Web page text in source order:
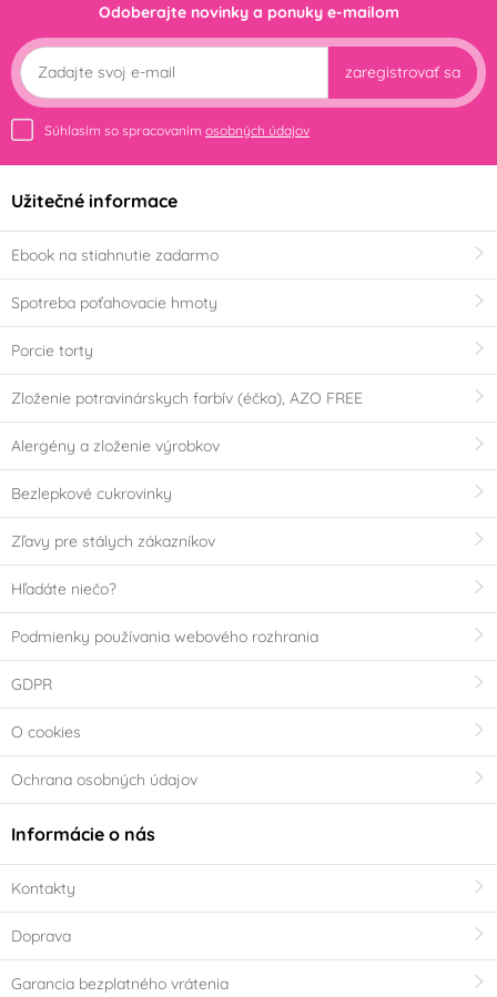
Odoberajte novinky a ponuky e-mailom
zaregistrovať sa
Súhlasím so spracovaním osobných údajov
Užitečné informace
Ebook na stiahnutie zadarmo
Spotreba poťahovacie hmoty
Porcie torty
Zloženie potravinárskych farbív (éčka), AZO FREE
Alergény a zloženie výrobkov
Bezlepkové cukrovinky
Zľavy pre stálych zákazníkov
Hľadáte niečo?
Podmienky používania webového rozhrania
GDPR
O cookies
Ochrana osobných údajov
Informácie o nás
Kontakty
Doprava
Garancia bezplatného vrátenia